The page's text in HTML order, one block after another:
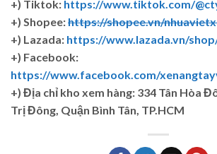
+) Tiktok: https://www.tiktok.com/
+) Shopee:https://shopee.vn/
+) Lazada: https://www.lazada.vn/
+) Facebook:
https://www.facebook.com/
+) Địa chỉ kho xem hàng: 334 Tân Hòa
Trị Đông, Quận Bình Tân, TP.HCM